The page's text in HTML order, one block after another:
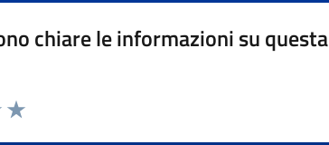
chiare le informazioni su questa